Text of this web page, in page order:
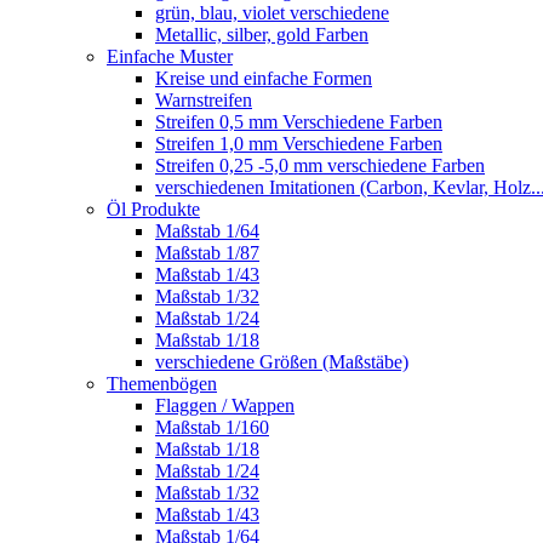
grün, blau, violet verschiedene
Metallic, silber, gold Farben
Einfache Muster
Kreise und einfache Formen
Warnstreifen
Streifen 0,5 mm Verschiedene Farben
Streifen 1,0 mm Verschiedene Farben
Streifen 0,25 -5,0 mm verschiedene Farben
verschiedenen Imitationen (Carbon, Kevlar,
Öl Produkte
Maßstab 1/64
Maßstab 1/87
Maßstab 1/43
Maßstab 1/32
Maßstab 1/24
Maßstab 1/18
verschiedene Größen (Maßstäbe)
Themenbögen
Flaggen / Wappen
Maßstab 1/160
Maßstab 1/18
Maßstab 1/24
Maßstab 1/32
Maßstab 1/43
Maßstab 1/64